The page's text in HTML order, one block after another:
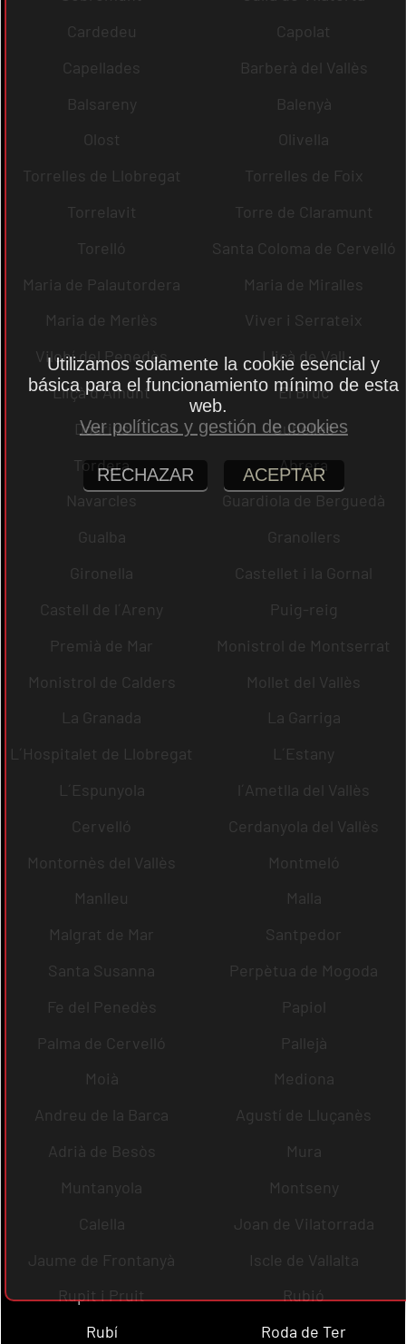
Cardedeu
Capolat
Capellades
Barberà del Vallès
Balsareny
Balenyà
Olost
Olivella
Torrelles de Llobregat
Torrelles de Foix
Torrelavit
Torre de Claramunt
Torelló
Santa Coloma de Cervelló
Maria de Palautordera
Maria de Miralles
Maria de Merlès
Viver i Serrateix
Vilobí del Penedès
Lliçà de Vall
Lliçà d´Amunt
El Bruc
Dosrius
Cubelles
Tordera
Abrera
Navarcles
Guardiola de Berguedà
Gualba
Granollers
Gironella
Castellet i la Gornal
Castell de l´Areny
Puig-reig
Premià de Mar
Monistrol de Montserrat
Monistrol de Calders
Mollet del Vallès
La Granada
La Garriga
L´Hospitalet de Llobregat
L´Estany
L´Espunyola
l´Ametlla del Vallès
Cervelló
Cerdanyola del Vallès
Montornès del Vallès
Montmeló
Manlleu
Malla
Malgrat de Mar
Santpedor
Santa Susanna
Perpètua de Mogoda
Fe del Penedès
Papiol
Palma de Cervelló
Pallejà
Moià
Mediona
Andreu de la Barca
Agustí de Lluçanès
Adrià de Besòs
Mura
Muntanyola
Montseny
Calella
Joan de Vilatorrada
Jaume de Frontanyà
Iscle de Vallalta
Rupit i Pruit
Rubió
Rubí
Roda de Ter
Utilizamos solamente la cookie esencial y
básica para el funcionamiento mínimo de esta
web.
Ver políticas y gestión de cookies
RECHAZAR ACEPTAR